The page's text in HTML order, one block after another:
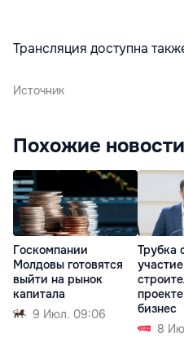
Трансляция доступна
Источник
Похожие новости
Госкомпании
Молдовы готовятся
выйти на рынок
капитала
9 Июл. 09:06
Трубка
бизнес
8